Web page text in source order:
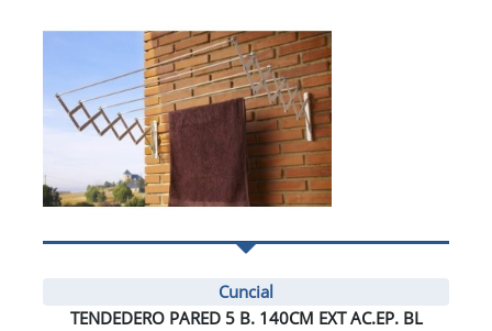
Cuncial
TENDEDERO PARED 5 B. 140CM EXT AC.EP. BL